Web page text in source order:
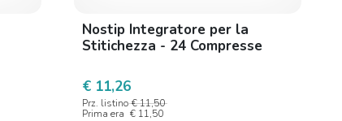
Nostip Integratore per la
Stitichezza - 24 Compresse
€ 11,26
Prz. listino € 11,50
Prima era € 11,50